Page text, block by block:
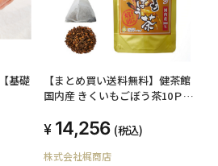
基礎
【まとめ買い送料無料】健茶館
国内産 きくいもごぼう茶10Ｐ
14,256 (税込)
株式会社梶商店